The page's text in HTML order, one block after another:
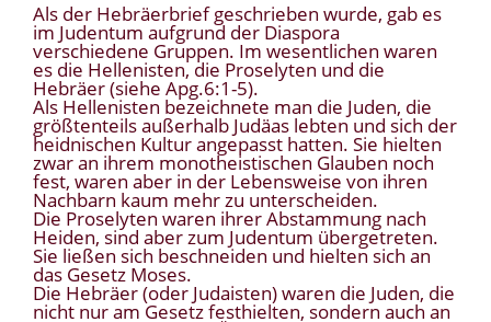
Als der Hebräerbrief geschrieben wurde, gab es
im Judentum aufgrund der Diaspora
verschiedene Gruppen. Im wesentlichen waren
es die Hellenisten, die Proselyten und die
Hebräer (siehe Apg.6:1-5).
Als Hellenisten bezeichnete man die Juden, die
größtenteils außerhalb Judäas lebten und sich der
heidnischen Kultur angepasst hatten. Sie hielten
zwar an ihrem monotheistischen Glauben noch
fest, waren aber in der Lebensweise von ihren
Nachbarn kaum mehr zu unterscheiden.
Die Proselyten waren ihrer Abstammung nach
Heiden, sind aber zum Judentum übergetreten.
Sie ließen sich beschneiden und hielten sich an
das Gesetz Moses.
Die Hebräer (oder Judaisten) waren die Juden, die
nicht nur am Gesetz festhielten, sondern auch an